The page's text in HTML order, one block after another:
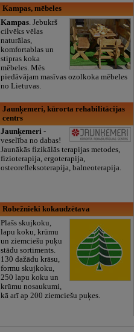
Kampas, mēbeles
Kampas. Jebukrš
cilvēks vēlas
naturālas,
komfortablas un
stipras koka
mēbeles. Mēs
piedāvājam masīvas ozolkoka mēbeles
no Lietuvas.
Jaunķemeri, kūrorta rehabilitācijas
centrs
Jaunķemeri -
veselība no dabas!
Jaunākās fizikālās terapijas metodes,
fizioterapija, ergoterapija,
osteorefleksoterapija, balneoterapija.
Robežnieki kokaudzētava
Plašs skujkoku,
lapu koku, krūmu
un ziemciešu puķu
stādu sortiments.
130 dažādu krāsu,
formu skujkoku,
250 lapu koku un
krūmu nosaukumi,
kā arī ap 200 ziemciešu puķes.